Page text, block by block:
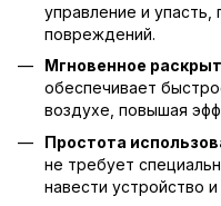
управление и
повреждений.
Мгновенное
обеспечивает
воздухе, повышая
Простота
не требует
навести устройство